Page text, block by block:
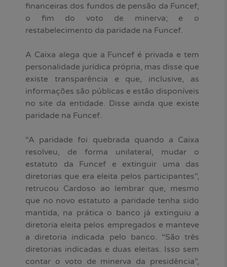
financeiras dos fundos de pensão da Funcef;
o fim do voto de minerva; e o
restabelecimento da paridade na Funcef.
A Caixa alega que a Funcef é privada e tem
personalidade jurídica própria, mas disse que
existe transparência e que, inclusive, as
informações são públicas e estão disponíveis
no site da entidade. Disse ainda que existe
paridade na Funcef.
“A paridade foi quebrada quando a Caixa
resolveu, de forma unilateral, mudar o
estatuto da Funcef e extinguir uma das
diretorias que era eleita pelos participantes”,
retrucou Cardoso ao lembrar que, mesmo
que no novo estatuto a paridade tenha sido
mantida, na prática o banco já extinguiu a
diretoria eleita pelos empregados e manteve
a diretoria indicada pelo banco. “São três
diretorias indicadas e duas eleitas. Isso sem
contar o voto de minerva da presidência”,